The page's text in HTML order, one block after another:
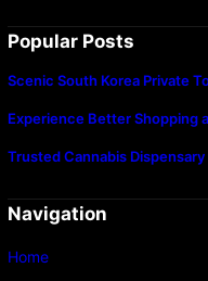
Popular Posts
Scenic South Korea Private
Experience Better Shopping
Trusted Cannabis
Navigation
Home